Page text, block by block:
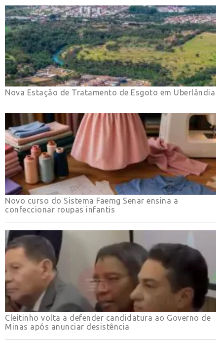
Nova Estação de Tratamento de Esgoto em Uberlândia
Novo curso do Sistema Faemg Senar ensina a
confeccionar roupas infantis
Cleitinho volta a defender candidatura ao Governo de
Minas após anunciar desistência